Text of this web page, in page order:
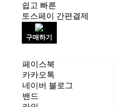
쉽고 빠른
토스페이 간편결제
구매하기
페이스북
카카오톡
네이버 블로그
밴드